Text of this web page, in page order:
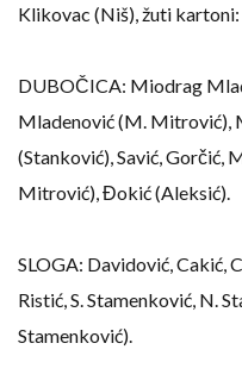
Klikovac (Niš), žuti
DUBOČICA: Miodrag
Mladenović (M. Mitrović),
(Stanković), Savić, Gorčić,
Mitrović), Đokić (Aleksić).
SLOGA: Davidović, Cakić,
Ristić, S. Stamenković, N.
Stamenković).